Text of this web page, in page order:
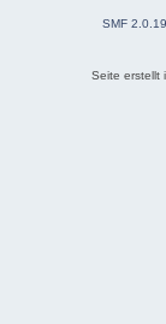
SMF 2.0.19
Seite erstellt